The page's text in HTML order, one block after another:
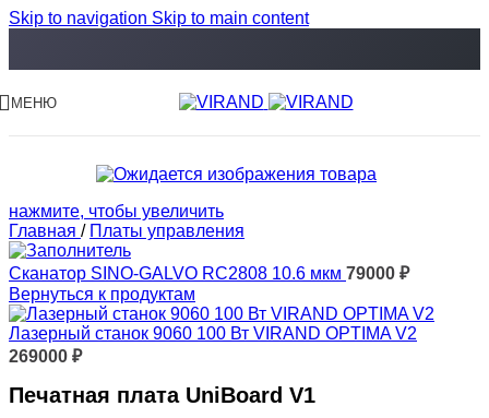
Skip to navigation Skip to main content
МЕНЮ
нажмите, чтобы увеличить
Главная / Платы управления
Сканатор SINO-GALVO RC2808 10.6 мкм 79000 ₽
Вернуться к продуктам
Лазерный станок 9060 100 Вт VIRAND OPTIMA V2
269000 ₽
Печатная плата UniBoard V1